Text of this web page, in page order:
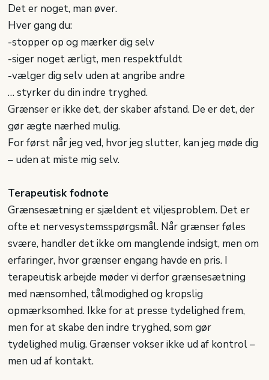
Det er noget, man øver.
Hver gang du:
-​stopper op og mærker dig selv
-​siger noget ærligt, men respektfuldt
-​vælger dig selv uden at angribe andre
… styrker du din indre tryghed.
Grænser er ikke det, der skaber afstand. De er det, der
gør ægte nærhed mulig.
For først når jeg ved, hvor jeg slutter, kan jeg møde dig
– uden at miste mig selv.
Terapeutisk fodnote
Grænsesætning er sjældent et viljesproblem. Det er
ofte et nervesystemsspørgsmål. Når grænser føles
svære, handler det ikke om manglende indsigt, men om
erfaringer, hvor grænser engang havde en pris. I
terapeutisk arbejde møder vi derfor grænsesætning
med nænsomhed, tålmodighed og kropslig
opmærksomhed. Ikke for at presse tydelighed frem,
men for at skabe den indre tryghed, som gør
tydelighed mulig. Grænser vokser ikke ud af kontrol –
men ud af kontakt.